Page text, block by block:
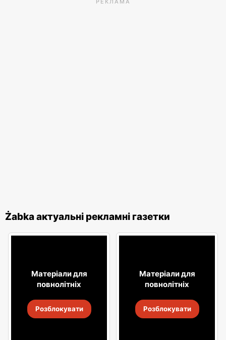
РЕКЛАМА
Żabka актуальні рекламні газетки
Матеріали для
повнолітніх
Розблокувати
Матеріали для
повнолітніх
Розблокувати